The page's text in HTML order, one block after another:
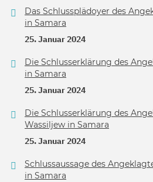
Das Schlussplädoyer des
in Samara
25. Januar 2024
Die Schlusserklärung des
in Samara
25. Januar 2024
Die Schlusserklärung des
Wassiljew in Samara
25. Januar 2024
Schlussaussage des
in Samara